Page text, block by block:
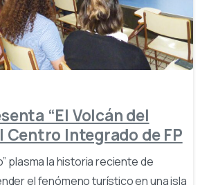
-
“El Volcán del
Centro Integrado de FP
plasma la historia reciente de
el fenómeno turístico en una isla